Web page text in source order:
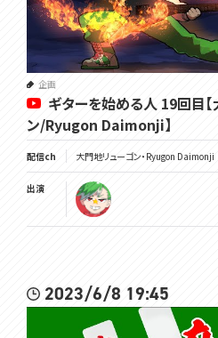
企画
ギターを始める人 19回目
ン/Ryugon Daimonji】
配信ch 大門地リューゴン・Ryugon Daimonji
出演
2023/6/8 19:45